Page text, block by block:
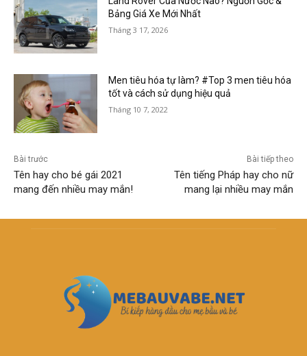
Bảng Giá Xe Mới Nhất
Tháng 3 17, 2026
Men tiêu hóa tự làm? #Top 3 men tiêu hóa
tốt và cách sử dụng hiệu quả
Tháng 10 7, 2022
Bài trước
Tên hay cho bé gái 2021
mang đến nhiều may mắn!
Bài tiếp theo
Tên tiếng Pháp hay cho nữ
mang lại nhiều may mắn